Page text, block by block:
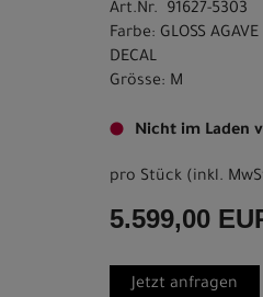
Art.Nr. 91627-5303
Farbe: GLOSS
DECAL
Grösse: M
Nicht im Laden
pro Stück (inkl.
5.599,00
Jetzt anfragen